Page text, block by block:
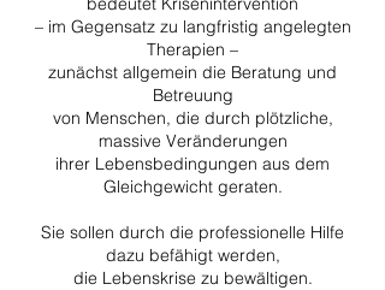
– im Gegensatz zu langfristig angelegten
Therapien –
zunächst allgemein die Beratung und
Betreuung
von Menschen, die durch plötzliche,
massive Veränderungen
ihrer Lebensbedingungen aus dem
Gleichgewicht geraten.
Sie sollen durch die professionelle Hilfe
dazu befähigt werden,
die Lebenskrise zu bewältigen.